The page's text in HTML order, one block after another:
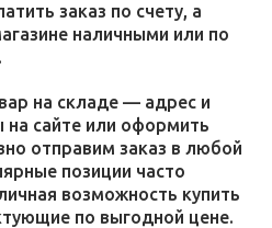
заказ по счету, а
наличными или по
на складе — адрес и
на сайте или оформить
отправим заказ в любой
позиции часто
возможность купить
по выгодной цене.